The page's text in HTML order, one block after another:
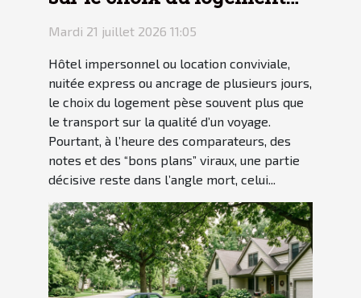
en voyage
Mardi 21 juillet 2026 11:05
Hôtel impersonnel ou location conviviale,
nuitée express ou ancrage de plusieurs jours,
le choix du logement pèse souvent plus que
le transport sur la qualité d’un voyage.
Pourtant, à l’heure des comparateurs, des
notes et des “bons plans” viraux, une partie
décisive reste dans l’angle mort, celui...